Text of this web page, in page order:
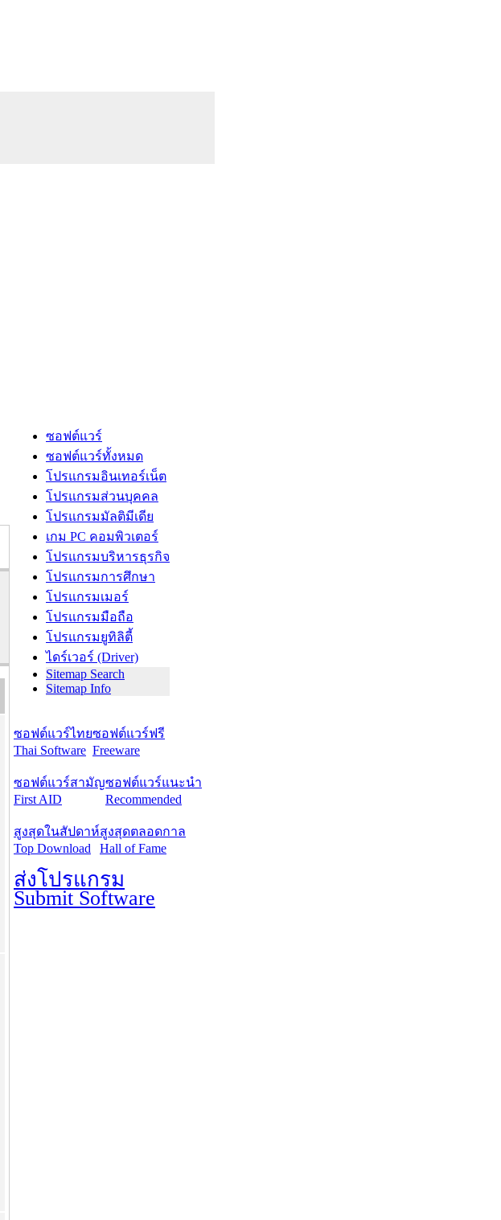
ซอฟต์แวร์
ซอฟต์แวร์ทั้งหมด
โปรแกรมอินเทอร์เน็ต
โปรแกรมส่วนบุคคล
โปรแกรมมัลติมีเดีย
เกม PC คอมพิวเตอร์
โปรแกรมบริหารธุรกิจ
โปรแกรมการศึกษา
โปรแกรมเมอร์
โปรแกรมมือถือ
โปรแกรมยูทิลิตี้
ไดร์เวอร์ (Driver)
Sitemap Search
Sitemap Info
ซอฟต์แวร์ไทย
Thai Software
ซอฟต์แวร์ฟรี
Freeware
ซอฟต์แวร์สามัญ
First AID
ซอฟต์แวร์แนะนำ
Recommended
สูงสุดในสัปดาห์
Top Download
สูงสุดตลอดกาล
Hall of Fame
ส่งโปรแกรม
Submit Software